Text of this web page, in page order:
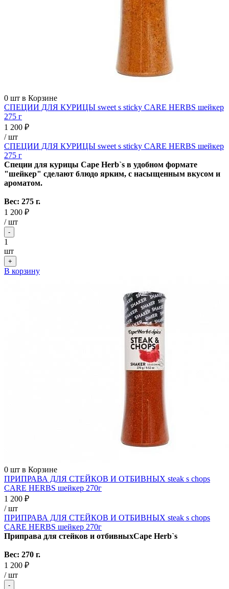
0 шт в Корзине
СПЕЦИИ ДЛЯ КУРИЦЫ sweet s sticky CARE HERBS шейкер
275 г
1 200 ₽
/ шт
СПЕЦИИ ДЛЯ КУРИЦЫ sweet s sticky CARE HERBS шейкер
275 г
Специи для курицы Cape Herb`s в удобном формате
"шейкер" сделают блюдо ярким, с насыщенным вкусом и
ароматом.
Вес: 275 г.
1 200 ₽
/шт
-
1
шт
+
В корзину
0 шт в Корзине
ПРИПРАВА ДЛЯ СТЕЙКОВ И ОТБИВНЫХ steak s chops
CARE HERBS шейкер 270г
1 200 ₽
/ шт
ПРИПРАВА ДЛЯ СТЕЙКОВ И ОТБИВНЫХ steak s chops
CARE HERBS шейкер 270г
Приправа для стейков и отбивныхCape Herb`s
Вес: 270 г.
1 200 ₽
/шт
-